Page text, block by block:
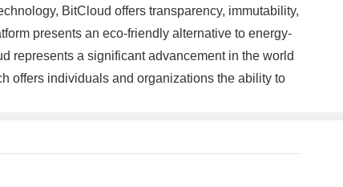
BitCloud offers transparency, immutability,
presents an eco-friendly alternative to energy-
represents a significant advancement in the world
offers individuals and organizations the ability to